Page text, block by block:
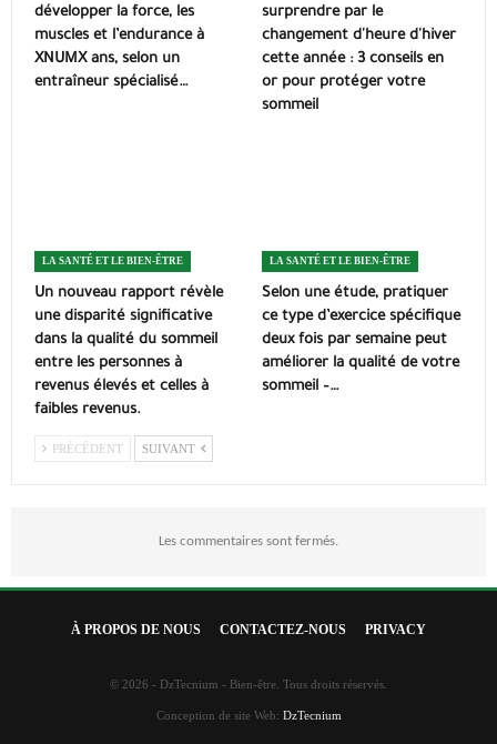
développer la force, les
muscles et l’endurance à
XNUMX ans, selon un
entraîneur spécialisé…
surprendre par le
changement d'heure d'hiver
cette année : 3 conseils en
or pour protéger votre
sommeil
LA SANTÉ ET LE BIEN-ÊTRE
Un nouveau rapport révèle
une disparité significative
dans la qualité du sommeil
entre les personnes à
revenus élevés et celles à
faibles revenus.
LA SANTÉ ET LE BIEN-ÊTRE
Selon une étude, pratiquer
ce type d’exercice spécifique
deux fois par semaine peut
améliorer la qualité de votre
sommeil –…
PRÉCÉDENT SUIVANT
Les commentaires sont fermés.
À PROPOS DE NOUS CONTACTEZ-NOUS PRIVACY
© 2026 - DzTecnium - Bien-être. Tous droits réservés.
Conception de site Web: DzTecnium